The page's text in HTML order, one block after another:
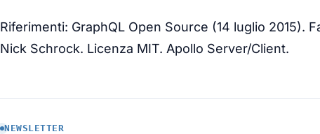
Riferimenti: GraphQL Open Source (14 luglio 2015).
Nick Schrock. Licenza MIT. Apollo Server/Client.
NEWSLETTER